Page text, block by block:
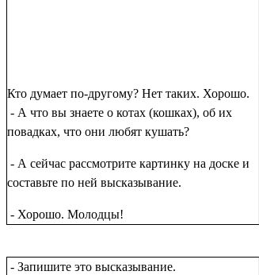
Кто думает по-другому? Нет таких. Хорошо.
- А что вы знаете о котах (кошках), об их
повадках, что они любят кушать?
- А сейчас рассмотрите картинку на доске и
составьте по ней высказывание.
- Хорошо. Молодцы!
- Запишите это высказывание.